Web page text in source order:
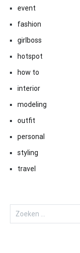
event
fashion
girlboss
hotspot
how to
interior
modeling
outfit
personal
styling
travel
naar: